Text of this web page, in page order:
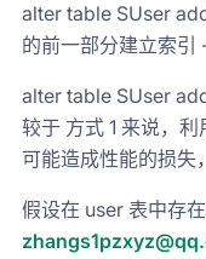
alter table SUser
的前一部分建立索引
alter table SUser
较于 方式 1 来说，
可能造成性能的损失
假设在 user 表中存在